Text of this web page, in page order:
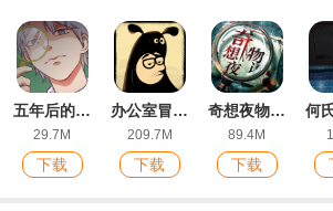
五年后的来信正式版
29.7M
下载
办公室冒险中文版
209.7M
下载
奇想夜物语官方版
89.4M
下载